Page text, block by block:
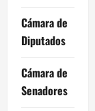
Cámara de
Diputados
Cámara de
Senadores